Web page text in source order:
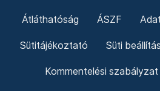
Átláthatóság ÁSZF
Sütitájékoztató Süti
Kommentelési szabályzat